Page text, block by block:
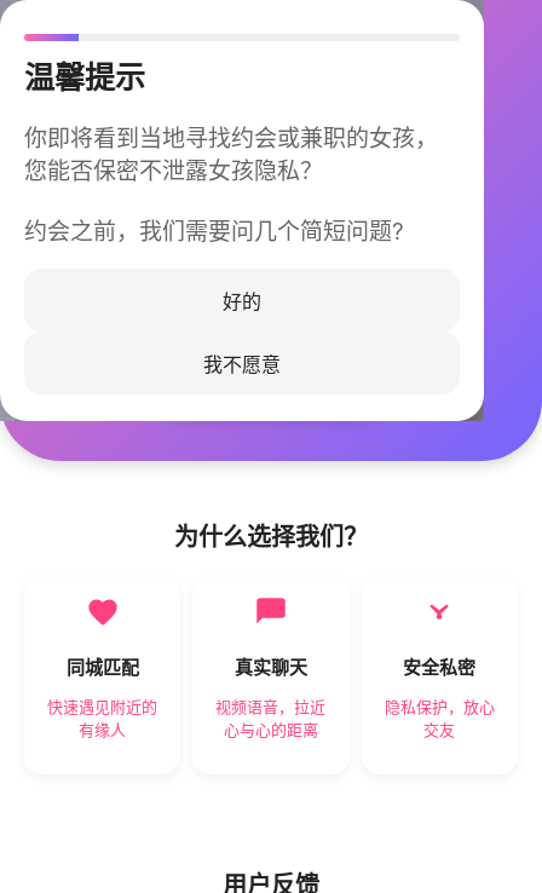
温馨提示
你即将看到当地寻找约会或兼职的女孩，
您能否保密不泄露女孩隐私？
约会之前，我们需要问几个简短问题?
好的
我不愿意
今晚不再孤单
同城快速匹配，马上认识身边的TA
立即下载
为什么选择我们？
同城匹配
快速遇见附近的
有缘人
真实聊天
视频语音，拉近
心与心的距离
安全私密
隐私保护，放心
交友
用户反馈